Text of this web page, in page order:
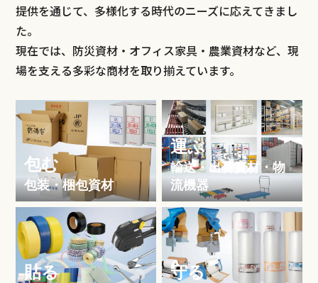
提供を通じて、多様化する時代のニーズに応えてきまし
た。
現在では、防災資材・オフィス家具・農業資材など、現
場を支える多彩な商材を取り揃えています。
包む
包装・梱包資材
運ぶ
輸送・出荷資材・物
流機器
貼る 守る